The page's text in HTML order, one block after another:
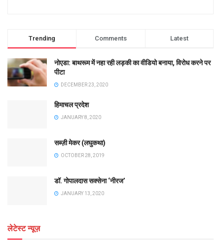
Trending Comments Latest
नोएडा: बाथरूम में नहा रही लड़की का वीडियो बनाया, विरोध करने पर
पीटा
DECEMBER 23, 2020
हिमाचल प्रदेश
JANUARY 8, 2020
सब्ज़ी मेकर (लघुकथा)
OCTOBER 28, 2019
डॉ. गोपालदास सक्सेना ‘नीरज’
JANUARY 13, 2020
लेटेस्ट न्यूज़